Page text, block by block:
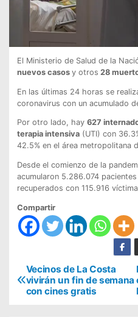
El Ministerio de Salud de la
nuevos casos y otros 28
En las últimas 24 horas se
coronavirus con un acumulado
Por otro lado, hay 627
terapia intensiva(UTI) con
42.5% en el área metropolitana
Desde el comienzo de la
acumularon 5.286.074
recuperados con 115.916
Compartir
NVecinos de La Costa
vivirán un fin de semana
con cines gratis